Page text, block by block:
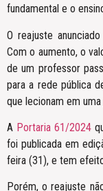
fundamental e o
O reajuste
Com o aumento, o
de um professor
para a rede pública
que lecionam em
A Portaria 61/2024
foi publicada em
feira (31), e tem
Porém, o reajuste